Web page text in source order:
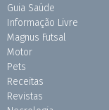
Guia Saúde
Informação Livre
Magnus Futsal
Motor
Pets
Receitas
Revistas